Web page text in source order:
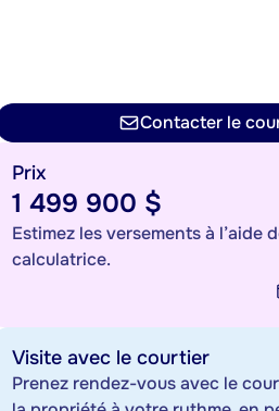
Contacter le
Prix
1 499 900 $
Estimez les versements à l’aide
calculatrice.
Visite avec le courtier
Prenez rendez-vous avec le